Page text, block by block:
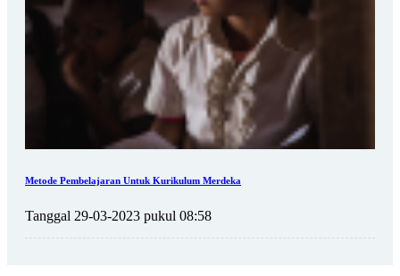
Metode Pembelajaran Untuk Kurikulum Merdeka
Tanggal 29-03-2023 pukul 08:58